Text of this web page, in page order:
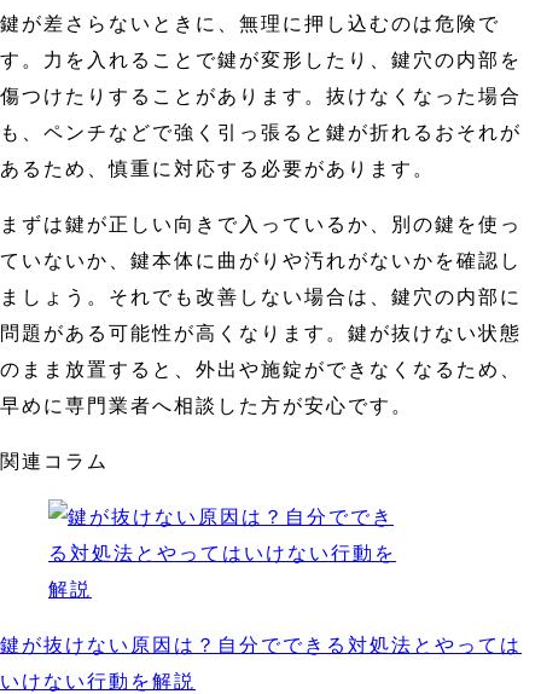
鍵が差さらないときに、無理に押し込むのは危険で
す。力を入れることで鍵が変形したり、鍵穴の内部を
傷つけたりすることがあります。抜けなくなった場合
も、ペンチなどで強く引っ張ると鍵が折れるおそれが
あるため、慎重に対応する必要があります。
まずは鍵が正しい向きで入っているか、別の鍵を使っ
ていないか、鍵本体に曲がりや汚れがないかを確認し
ましょう。それでも改善しない場合は、鍵穴の内部に
問題がある可能性が高くなります。鍵が抜けない状態
のまま放置すると、外出や施錠ができなくなるため、
早めに専門業者へ相談した方が安心です。
関連コラム
鍵が抜けない原因は？自分でできる対処法とやっては
いけない行動を解説